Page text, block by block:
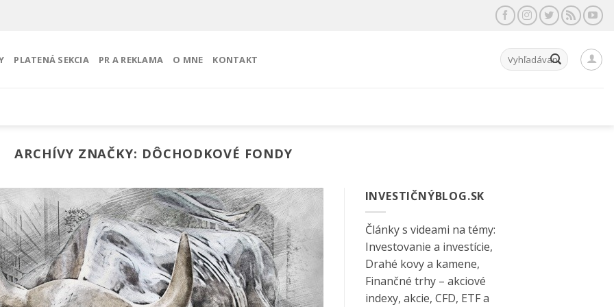
PLATENÁ SEKCIA PR A REKLAMA O MNE KONTAKT Hľadať:
ARCHÍVY ZNAČKY: DÔCHODKOVÉ FONDY
INVESTIČNÝBLOG.SK
Články s videami na témy:
Investovanie a investície,
Drahé kovy a kamene,
Finančné trhy – akciové
indexy, akcie, CFD, ETF a